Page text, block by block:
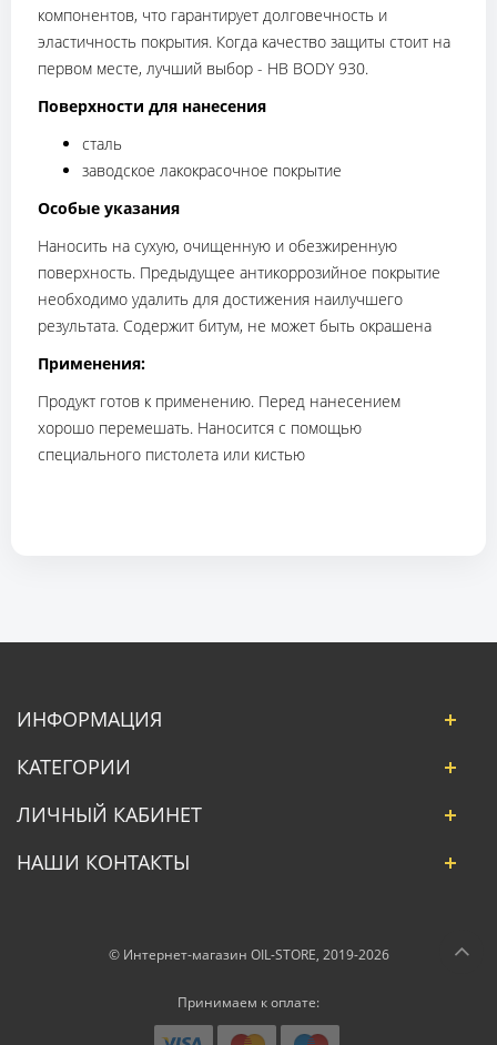
компонентов, что гарантирует долговечность и
эластичность покрытия. Когда качество защиты стоит на
первом месте, лучший выбор - HB BODY 930.
Поверхности для нанесения
сталь
заводское лакокрасочное покрытие
Особые указания
Наносить на сухую, очищенную и обезжиренную
поверхность. Предыдущее антикоррозийное покрытие
необходимо удалить для достижения наилучшего
результата. Содержит битум, не может быть окрашена
Применения:
Продукт готов к применению. Перед нанесением
хорошо перемешать. Наносится с помощью
специального пистолета или кистью
ИНФОРМАЦИЯ
КАТЕГОРИИ
ЛИЧНЫЙ КАБИНЕТ
НАШИ КОНТАКТЫ
© Интернет-магазин OIL-STORE, 2019-2026
Принимаем к оплате: